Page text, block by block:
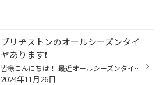
ブリヂストンのオールシーズンタイ
ヤあります❗️
皆様こんにちは！ 最近オールシーズンタイヤという言葉を よく耳にすることがあるのではないでしょうか？ お問い合わせも年々と増えている状況です。 実はブリヂストンにも オールシーズンタイヤがあるんです❗️ その名も「マルチウェザー2」❗️ しかもこの秋に2にモデルチェンジしたばかりの 新商...
2024年11月26日